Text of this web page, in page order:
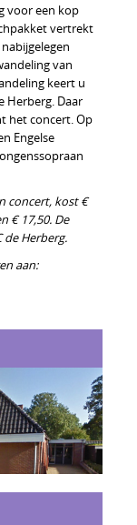
voor een kop
vertrekt
van
keert u
Herberg. Daar
het concert. Op
Engelse
concert, kost€
€17,50. De
de Herberg.
aan: